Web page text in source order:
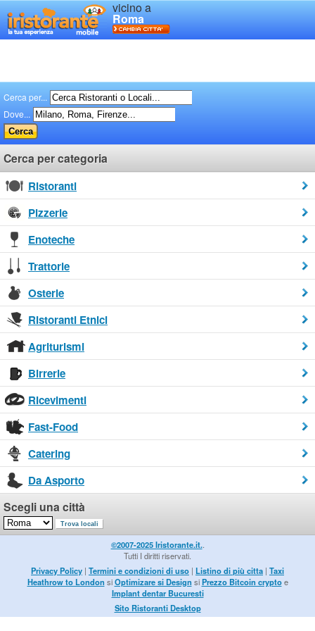
vicino a
Roma
Cerca per...
Dove...
Cerca per categoria
Ristoranti
Pizzerie
Enoteche
Trattorie
Osterie
Ristoranti Etnici
Agriturismi
Birrerie
Ricevimenti
Fast-Food
Catering
Da Asporto
Scegli una città
©2007-2025 Iristorante.it..
Tutti I diritti riservati.
Privacy Policy | Termini e condizioni di uso | Listino di più citta | Taxi
Heathrow to London siOptimizare si Design siPrezzo Bitcoin cryptoe
Implant dentar Bucuresti
Sito Ristoranti Desktop